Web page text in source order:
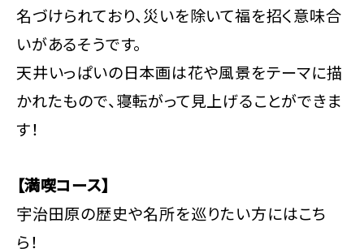
名づけられており、災いを除いて福を招く意味合
いがあるそうです。
天井いっぱいの日本画は花や風景をテーマに描
かれたもので、寝転がって見上げることができま
す！
【満喫コース】
宇治田原の歴史や名所を巡りたい方にはこち
ら！